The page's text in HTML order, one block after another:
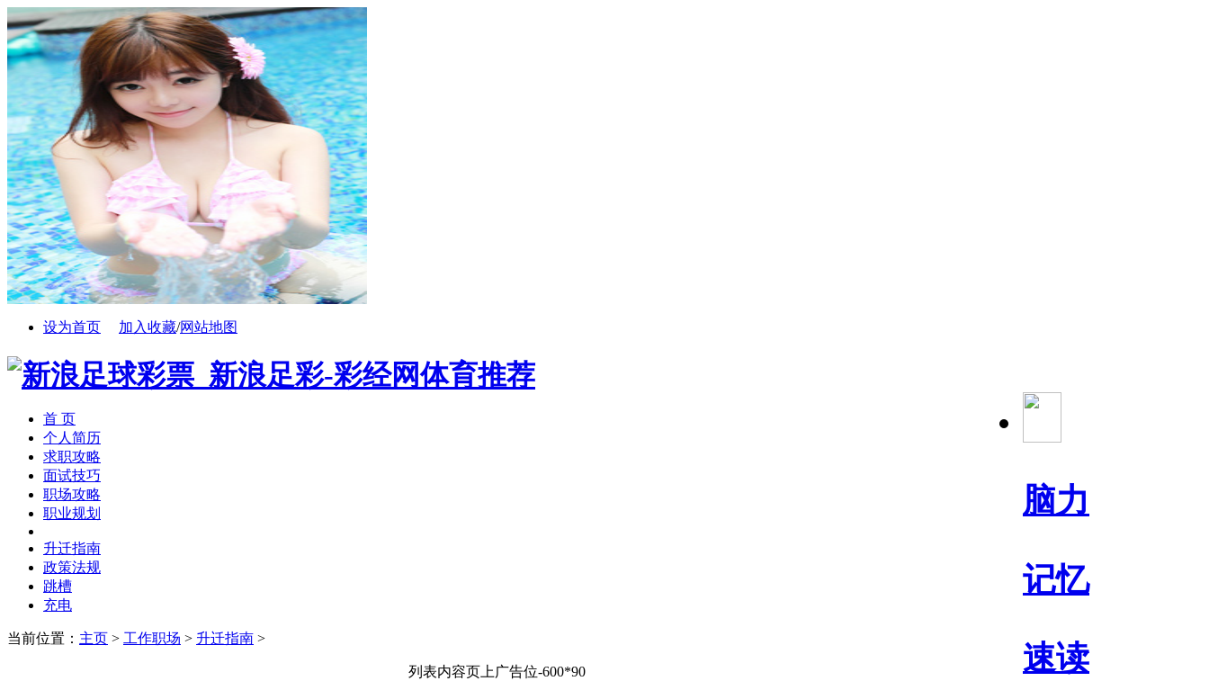
设为首页 加入收藏/网站地图
脑力
记忆
速读
首 页
个人简历
求职攻略
面试技巧
职场攻略
职业规划
升迁指南
政策法规
跳槽
充电
当前位置： 主页 > 工作职场 > 升迁指南 >
列表内容页上广告位-600*90